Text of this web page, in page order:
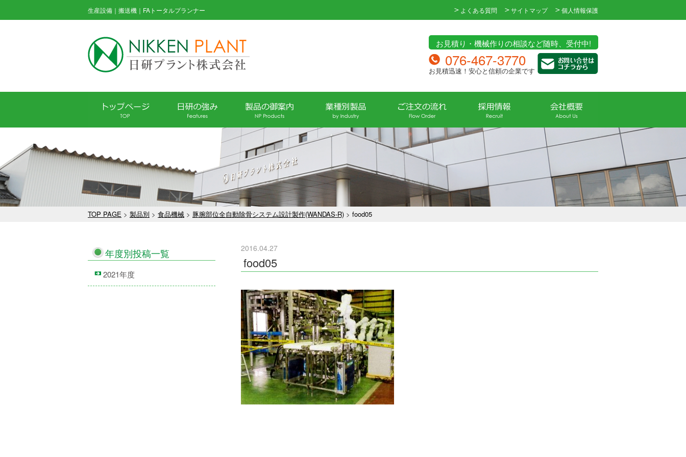
生産設備｜搬送機｜FAトータルプランナー よくある質問 サイトマップ 個人情報保護
お見積り・機械作りの相談など随時、受付中!
076-467-3770
お見積迅速！安心と信頼の企業です
TOP PAGE > 製品別 > 食品機械 > 豚腕部位全自動除骨システム設計製作(WANDAS-R) > food05
年度別投稿一覧
2021年度
2016.04.27
food05